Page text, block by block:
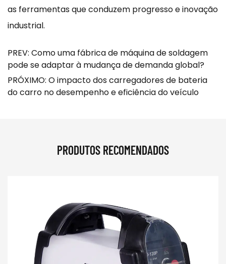
as ferramentas que conduzem progresso e inovação
industrial.
PREV: Como uma fábrica de máquina de soldagem
pode se adaptar à mudança de demanda global?
PRÓXIMO: O impacto dos carregadores de bateria
do carro no desempenho e eficiência do veículo
PRODUTOS RECOMENDADOS